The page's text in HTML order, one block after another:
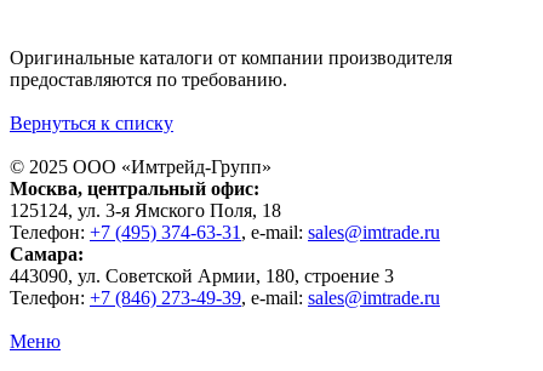
Оригинальные каталоги от компании производителя
предоставляются по требованию.
Вернуться к списку
© 2025 ООО «Имтрейд-Групп»
Москва, центральный офис:
125124, ул. 3-я Ямского Поля, 18
Телефон: +7 (495) 374-63-31 , e-mail: sales@imtrade.ru
Самара:
443090, ул. Советской Армии, 180, строение 3
Телефон: +7 (846) 273-49-39, e-mail: sales@imtrade.ru
Меню